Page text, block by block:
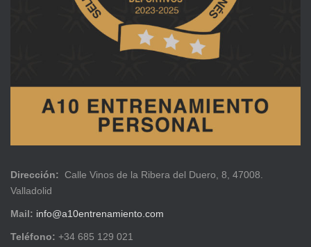
Dirección: Calle Vinos de la Ribera del Duero, 8, 47008.
Valladolid
Mail: info@a10entrenamiento.com
Teléfono: +34 685 129 021